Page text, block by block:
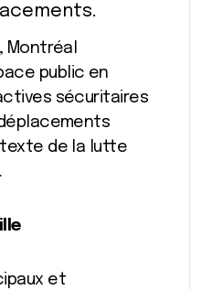
Montréal
public en
sécuritaires
de la lutte
et